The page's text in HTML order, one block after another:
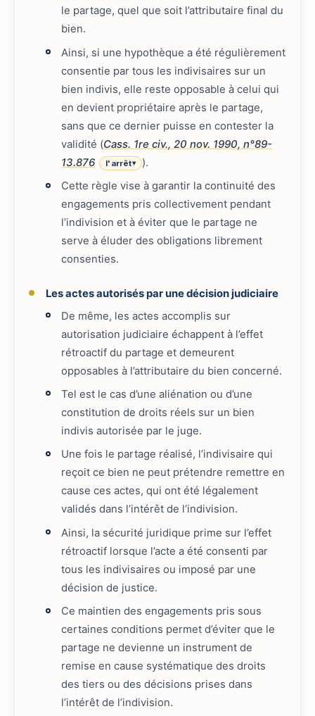
le partage, quel que soit l’attributaire final du
bien.
Ainsi, si une hypothèque a été régulièrement
consentie par tous les indivisaires sur un
bien indivis, elle reste opposable à celui qui
en devient propriétaire après le partage,
sans que ce dernier puisse en contester la
validité (Cass. 1re civ., 20 nov. 1990, n°89-
13.876
l'arrêt▾
).
Cette règle vise à garantir la continuité des
engagements pris collectivement pendant
l’indivision et à éviter que le partage ne
serve à éluder des obligations librement
consenties.
Les actes autorisés par une décision judiciaire
De même, les actes accomplis sur
autorisation judiciaire échappent à l’effet
rétroactif du partage et demeurent
opposables à l’attributaire du bien concerné.
Tel est le cas d’une aliénation ou d’une
constitution de droits réels sur un bien
indivis autorisée par le juge.
Une fois le partage réalisé, l’indivisaire qui
reçoit ce bien ne peut prétendre remettre en
cause ces actes, qui ont été légalement
validés dans l’intérêt de l’indivision.
Ainsi, la sécurité juridique prime sur l’effet
rétroactif lorsque l’acte a été consenti par
tous les indivisaires ou imposé par une
décision de justice.
Ce maintien des engagements pris sous
certaines conditions permet d’éviter que le
partage ne devienne un instrument de
remise en cause systématique des droits
des tiers ou des décisions prises dans
l’intérêt de l’indivision.